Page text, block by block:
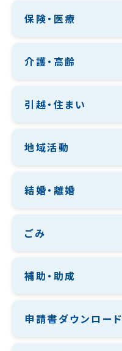
保険・医療
介護・高齢
引越・住まい
地域活動
結婚・離婚
ごみ
補助・助成
申請書ダウンロード